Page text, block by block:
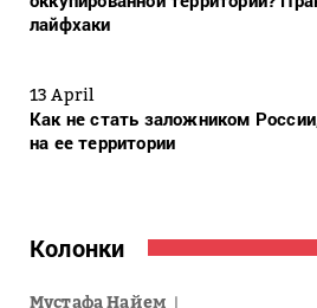
лайфхаки
13 April
Как не стать заложником
на ее территории
Колонки
Мустафа Найем